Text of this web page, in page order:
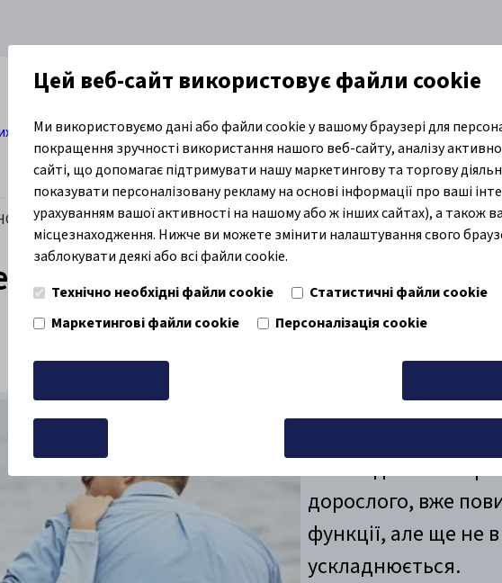
ПрофесіоналиДогляд за шкіроюПоглинаючі продуктиБаза знань
у дітей
До певного віку
сечовиділення.
дорослого, вже
функції, але ще не
ускладнюється.
Цей веб-сайт використовує файли cookie
Ми використовуємо дані або файли cookie у вашому браузері для
покращення зручності використання нашого веб-сайту, аналізу
сайті, що допомагає підтримувати нашу маркетингову та торгову
показувати персоналізовану рекламу на основі інформації про ваші
урахуванням вашої активності на нашому або ж інших сайтах), а також
місцезнаходження. Нижче ви можете змінити налаштування свого
заблокувати деякі або всі файли cookie.
Технічно необхідні файли cookie
Статистичні файли cookie
Маркетингові файли cookie
Персоналізація cookie